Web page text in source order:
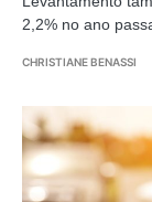
2,2% no ano
CHRISTIANE BENASSI